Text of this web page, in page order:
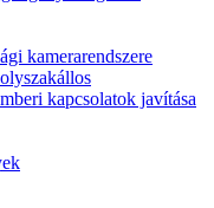
kamerarendszere
kapcsolatok javítása